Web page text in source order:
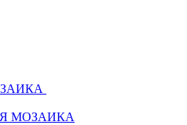
МОЗАИКА